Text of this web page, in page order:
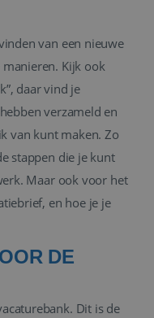
van een nieuwe
Kijk ook
”, daar vind je
verzameld en
van kunt maken. Zo
stappen die je kunt
Maar ook voor het
en hoe je je
DE
. Dit is de